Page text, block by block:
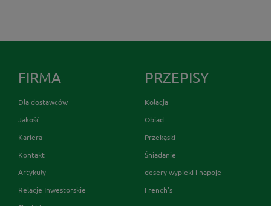
FIRMA
Dla dostawców
Jakość
Kariera
Kontakt
Artykuły
Relacje Inwestorskie
PRZEPISY
Kolacja
Obiad
Przekąski
Śniadanie
desery wypieki i napoje
French's